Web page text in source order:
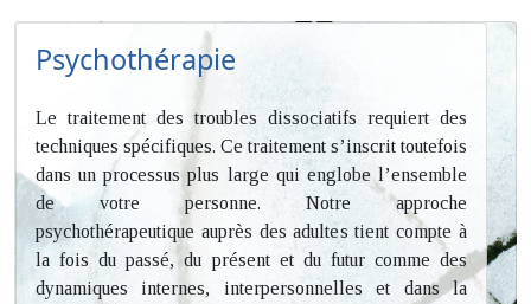
Psychothérapie
Le traitement des troubles dissociatifs requiert des
techniques spécifiques. Ce traitement s’inscrit toutefois
dans un processus plus large qui englobe l’ensemble
de votre personne. Notre approche
psychothérapeutique auprès des adultes tient compte à
la fois du passé, du présent et du futur comme des
dynamiques internes, interpersonnelles et dans la